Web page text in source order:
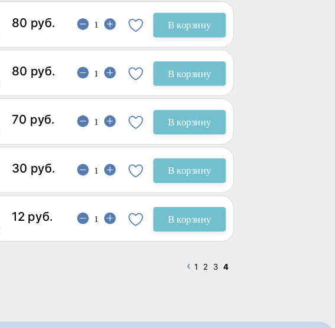
80 руб. В корзину
80 руб. В корзину
70 руб. В корзину
30 руб. В корзину
12 руб. В корзину
1 2 3 4